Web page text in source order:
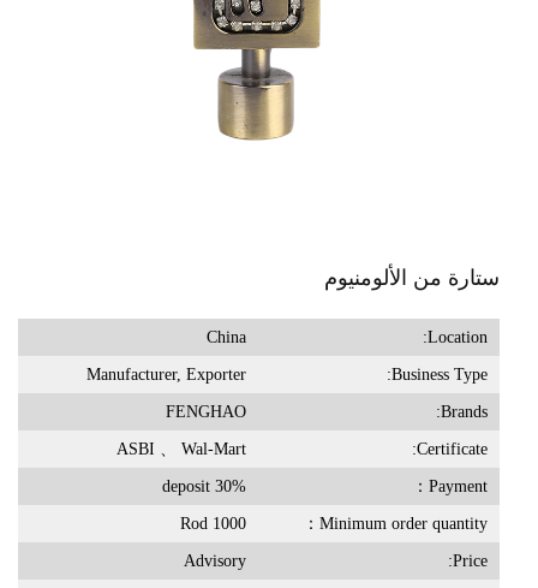
ستارة من الألومنيوم
Location:
China
Business Type:
Manufacturer, Exporter
Brands:
FENGHAO
Certificate:
ASBI 、 Wal-Mart
Payment：
30% deposit
Minimum order quantity：
1000 Rod
Price:
Advisory